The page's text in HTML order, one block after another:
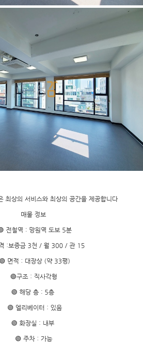
최상의 서비스와 최상의 공간을 제공합니다
매물 정보
전철역 : 망원역 도보 5분
:보증금 3천 / 월 300 / 관 15
🟢 면적 : 대장상 (약 33평)
🟢구조 : 직사각형
🟢 해당 층 : 5층
🟢 엘리베이터 : 있음
🟢 화장실 : 내부
🟢 주차 : 가능